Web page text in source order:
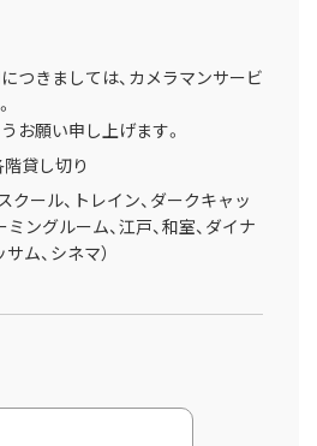
つきましては、カメラマンサービ
お願い申し上げます。
貸し切り
クール、トレイン、ダークキャッ
ミングルーム、江戸、和室、ダイナ
ム、シネマ）